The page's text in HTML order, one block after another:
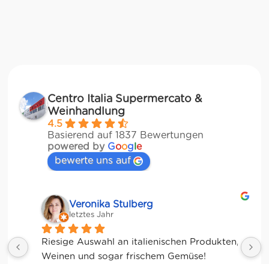
Centro Italia Supermercato &
Weinhandlung
4.5
Basierend auf 1837 Bewertungen
powered by Google
bewerte uns auf
Veronika Stulberg
letztes Jahr
Riesige Auswahl an italienischen Produkten,
Weinen und sogar frischem Gemüse!